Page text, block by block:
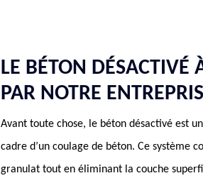
LE BÉTON DÉSACTIVÉ
PAR NOTRE
Avant toute chose, le béton désactivé est
cadre d’un coulage de béton. Ce système
granulat tout en éliminant la couche